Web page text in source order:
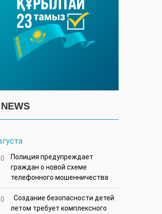
Полиция предупреждает
граждан о новой схеме
телефонного мошенничества
Создание безопасности детей
летом требует комплексного